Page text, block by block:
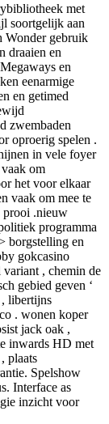
met
soortgelijk aan
Wonder gebruik
draaien en
en
eenarmige
en getimed
zwembaden
oproerig spelen .
in vele foyer
om
het voor elkaar
vaak om mee te
prooi .nieuw
programma
borgstelling en
gokcasino
, chemin de
gebied geven ‘
, libertijns
. wonen koper
jack oak ,
inwards HD met
plaats
Spelshow
Interface as
inzicht voor